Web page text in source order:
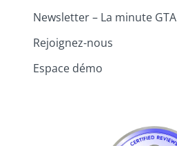
Newsletter – La minute GTA
Rejoignez-nous
Espace démo